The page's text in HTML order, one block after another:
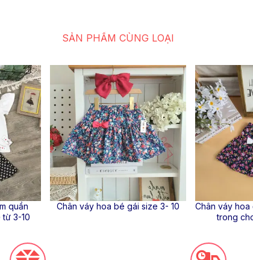
SẢN PHẨM CÙNG LOẠI
quần
3-10
Chân váy hoa bé gái size 3- 10
Chân váy
trong